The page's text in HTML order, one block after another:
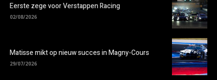
Eerste zege voor Verstappen Racing
02/08/2026
Matisse mikt op nieuw succes in Magny-Cours
29/07/2026